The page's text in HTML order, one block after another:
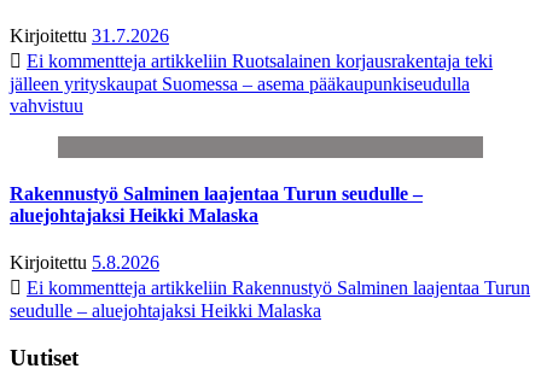
Kirjoitettu 31.7.2026
Ei kommentteja artikkeliin Ruotsalainen korjausrakentaja teki
jälleen yrityskaupat Suomessa – asema pääkaupunkiseudulla
vahvistuu
Rakennustyö Salminen laajentaa Turun seudulle –
aluejohtajaksi Heikki Malaska
Kirjoitettu 5.8.2026
Ei kommentteja artikkeliin Rakennustyö Salminen laajentaa Turun
seudulle – aluejohtajaksi Heikki Malaska
Uutiset